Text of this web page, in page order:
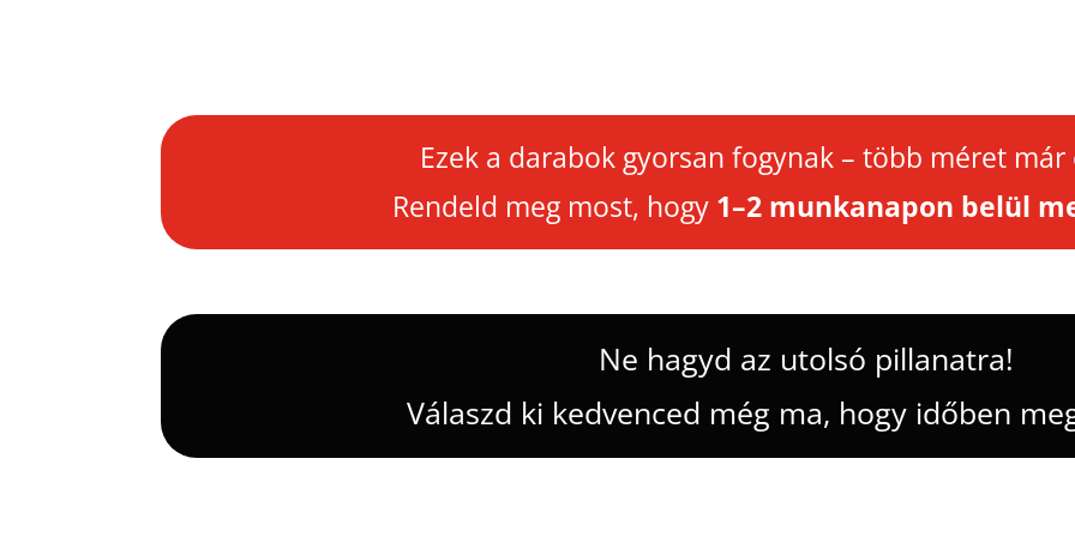
Ezek a darabok gyorsan fogynak – több méret
Rendeld meg most, hogy 1–2 munkanapon belül
Ne hagyd az utolsó pillanatra!
Válaszd ki kedvenced még ma, hogy időben